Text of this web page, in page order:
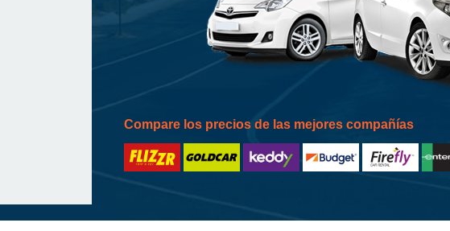
Compare los precios de las mejores compañías